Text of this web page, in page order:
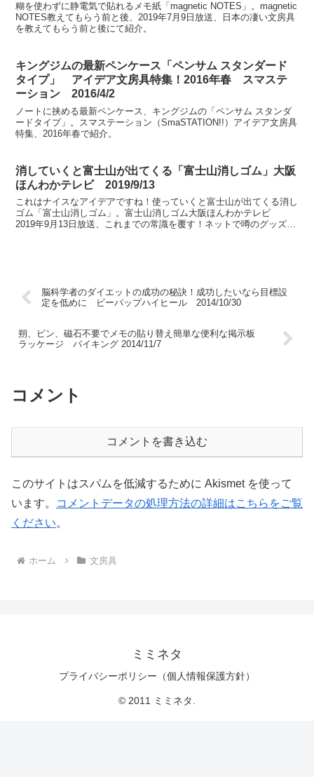
糊を使わずに静電気で貼れるメモ紙「magnetic NOTES」。magnetic
NOTES教えてもらう前と後、2019年7月9日放送、日本の凄い文房具
を教えてもらう前と後にて紹介。
キングジムの最新ペンケース「ペンサム スタンダード
タイプ」 アイデア文房具特集！2016年春 スマステ
ーション 2016/4/2
ノートに挟める最新ペンケース、キングジムの「ペンサム スタンダ
ードタイプ」。スマステーション（SmaSTATION!!）アイデア文房具
特集、2016年春で紹介。
消していくと富士山が出てくる「富士山消しゴム」大阪
ほんわかテレビ 2019/9/13
これはナイスなアイデアですね！使っていくと富士山が出てくる消し
ゴム「富士山消しゴム」。富士山消しゴム大阪ほんわかテレビ
2019年9月13日放送、これまでの常識を覆す！ネットで噂のグッズ＆
脳科学者のダイエットの成功の秘訣！成功したいなら目標設
定を低めに ビーバップハイヒール 2014/10/30
朔、ピン、磁石不要でメモの貼り替え簡単な便利な掲示板
ラッケージ バイキング 2014/11/7
コメント
コメントを書き込む
このサイトはスパムを低減するために Akismet を使って
います。
コメントデータの処理方法の詳細はこちらをご覧
ください。
ホーム 文房具
ミミネタ
プライバシーポリシー（個人情報保護方針）
© 2011 ミミネタ.